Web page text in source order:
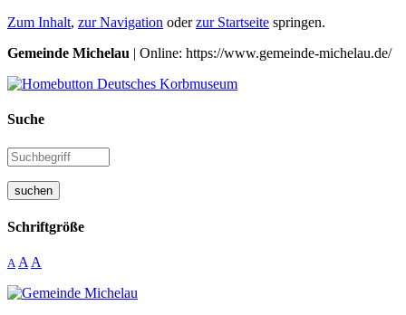
Zum Inhalt, zur Navigation oderzur Startseite springen.
Gemeinde Michelau | Online: https://www.gemeinde-michelau.de/
Suche
suchen
Schriftgröße
A A A